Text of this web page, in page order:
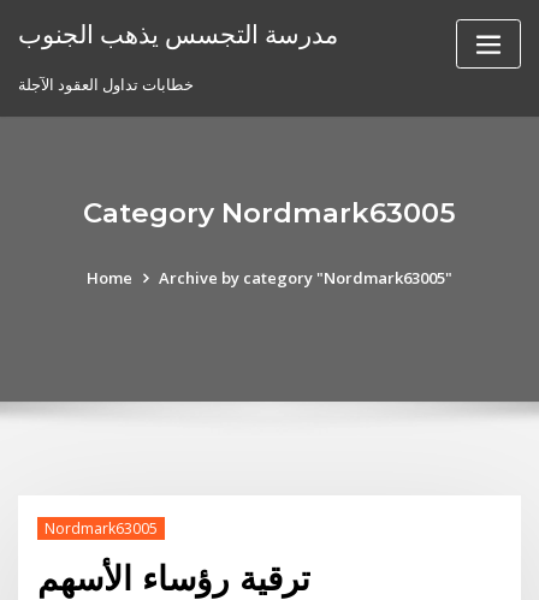
مدرسة التجسس يذهب الجنوب
خطابات تداول العقود الآجلة
Category Nordmark63005
Home Archive by category "Nordmark63005"
Nordmark63005
ترقية رؤساء الأسهم